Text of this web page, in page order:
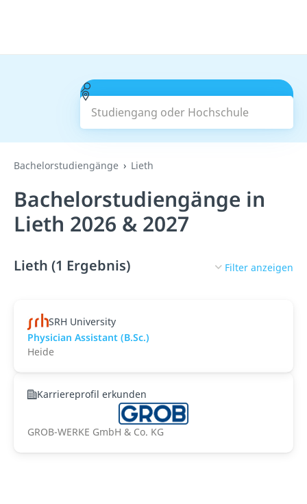
Studiengang oder Hochschule
Suchen
Bachelorstudiengänge Lieth
Bachelorstudiengänge in
Lieth 2026 & 2027
Lieth (1 Ergebnis) Filter anzeigen
SRH University
Physician Assistant (B.Sc.)
Heide
Karriereprofil erkunden
GROB-WERKE GmbH & Co. KG